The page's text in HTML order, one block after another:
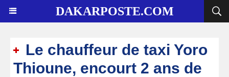
DAKARPOSTE.COM
Le chauffeur de taxi Yoro
Thioune, encourt 2 ans de